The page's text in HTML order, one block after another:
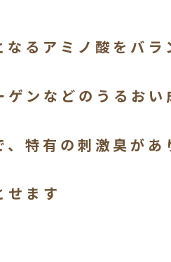
るアミノ酸をバラ
ゲンなどのうるお
特有の刺激臭があ
せます